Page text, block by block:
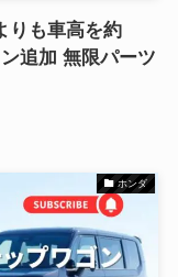
りも車高を約
追加 無限パーツ
ホンダ